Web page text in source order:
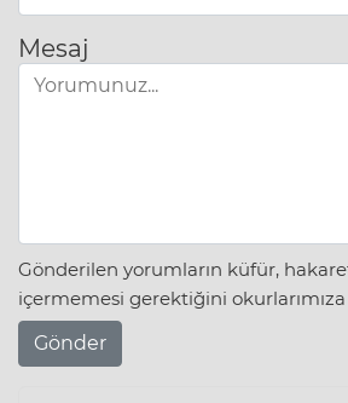
Mesaj
Gönderilen yorumların küfür,
içermemesi gerektiğini okurlarımıza
Gönder